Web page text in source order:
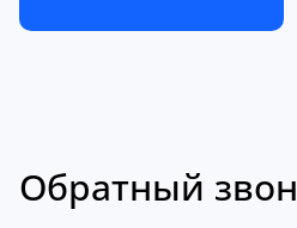
Обратный